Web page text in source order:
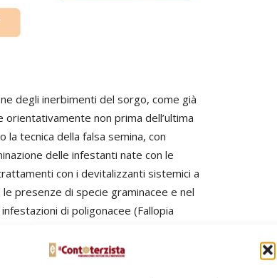
degli inerbimenti del sorgo, come già
non prima dell’ultima
la tecnica della falsa semina, con
delle infestanti nate con le
con i devitalizzanti sistemici a
presenze di specie graminacee e nel
di poligonacee (Fallopia
crucifere (Sinapis,
si azzerano anche le
a nascita più tardiva, quali